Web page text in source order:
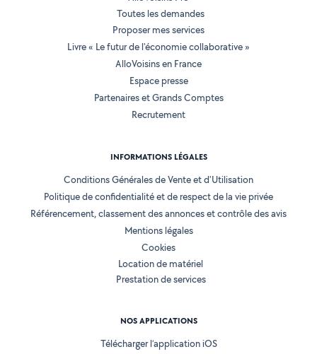
Toutes les demandes
Proposer mes services
Livre « Le futur de l'économie collaborative »
AlloVoisins en France
Espace presse
Partenaires et Grands Comptes
Recrutement
INFORMATIONS LÉGALES
Conditions Générales de Vente et d'Utilisation
Politique de confidentialité et de respect de la vie privée
Référencement, classement des annonces et contrôle des avis
Mentions légales
Cookies
Location de matériel
Prestation de services
NOS APPLICATIONS
Télécharger l’application iOS